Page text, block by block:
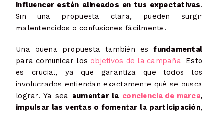
influencer estén alineados en tus expectativas.
Sin una propuesta clara, pueden surgir
malentendidos o confusiones fácilmente.
Una buena propuesta también esfundamental
para comunicar los objetivos de la campaña. Esto
es crucial, ya que garantiza que todos los
involucrados entiendan exactamente qué se busca
lograr. Ya sea aumentar la conciencia de marca,
impulsar las ventas o fomentar la participación,